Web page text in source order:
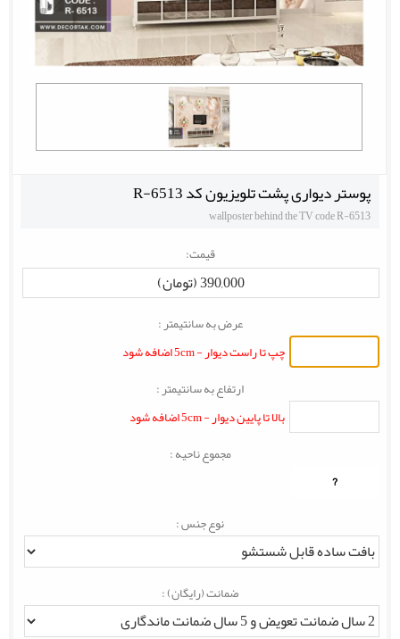
پوستر دیواری پشت تلویزیون کد R-6513
wallposter behind the TV code R-6513
قیمت:
390,000 (تومان)
عرض به سانتیمتر :
چپ تا راست دیوار - 5cm اضافه شود
ارتفاع به سانتیمتر :
بالا تا پایین دیوار - 5cm اضافه شود
مجموع ناحیه :
?
نوع جنس :
ضمانت (رایگان) :